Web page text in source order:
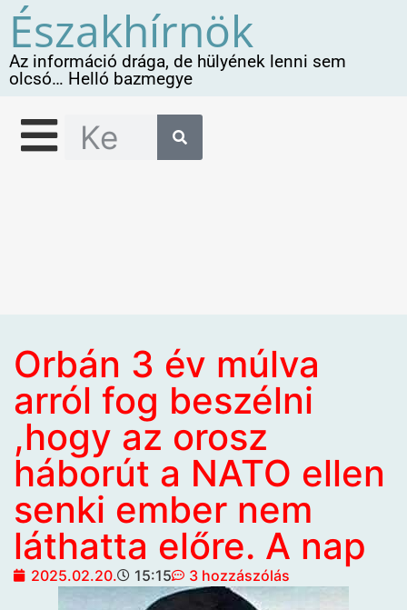
Északhírnök
Az információ drága, de hülyének lenni sem
olcsó… Helló bazmegye
Orbán 3 év múlva
arról fog beszélni
,hogy az orosz
háborút a NATO ellen
senki ember nem
láthatta előre. A nap
2025.02.20. 15:15 3 hozzászólás